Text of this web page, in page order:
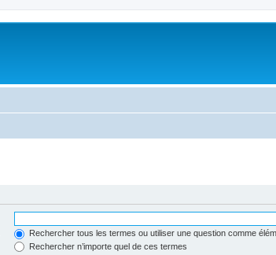
Rechercher tous les termes ou utiliser une question comme
Rechercher n’importe quel de ces termes